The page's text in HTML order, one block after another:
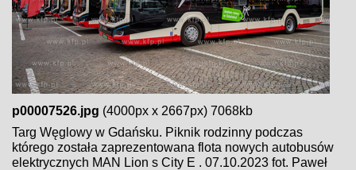
p00007526.jpg (4000px x 2667px) 7068kb
Targ Węglowy w Gdańsku. Piknik rodzinny podczas
którego została zaprezentowana flota nowych autobusów
elektrycznych MAN Lion s City E . 07.10.2023 fot. Paweł